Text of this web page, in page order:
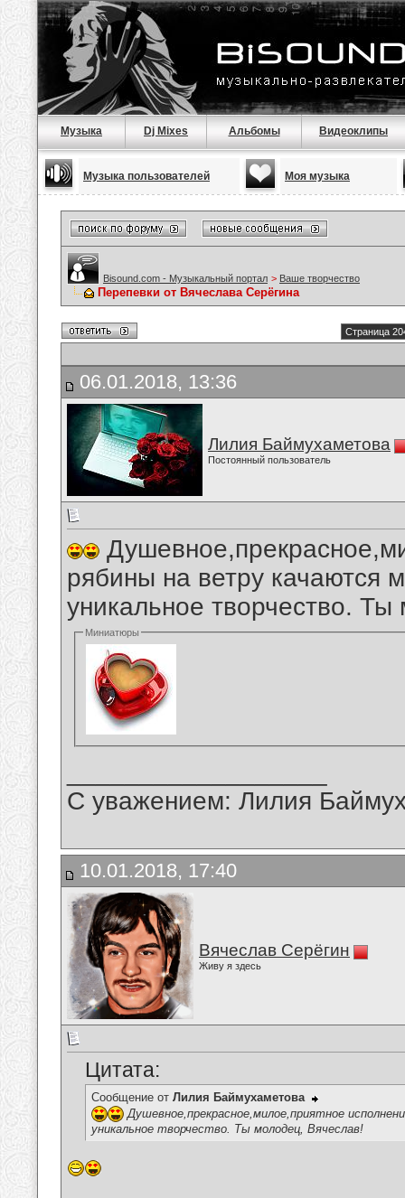
Музыка Dj Mixes Альбомы Видеоклипы
Музыка пользователей Моя музыка
Bisound.com - Музыкальный портал > Ваше творчество
Перепевки от Вячеслава Серёгина
Страница
06.01.2018, 13:36
Лилия Баймухаметова
Постоянный пользователь
рябины на ветру качаются
уникальное творчество.
Миниатюры
С уважением: Лилия
10.01.2018, 17:40
Вячеслав Серёгин
Живу я здесь
Цитата:
Сообщение от Лилия Баймухаметова
Душевное,прекрасное,милое,приятное
уникальное творчество. Ты молодец, Вячеслав!